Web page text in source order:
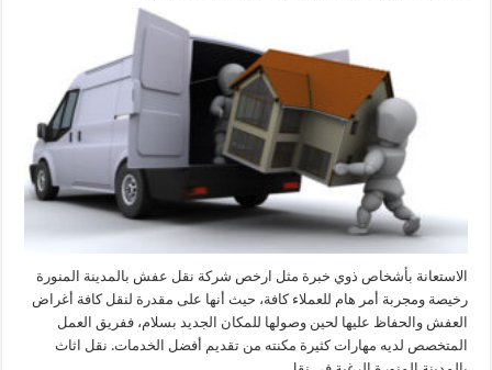
الاستعانة بأشخاص ذوي خبرة مثل ارخص شركة نقل عفش بالمدينة المنورة
رخيصة ومجربة أمر هام للعملاء كافة، حيث أنها على مقدرة لنقل كافة أغراض
العفش والحفاظ عليها لحين وصولها للمكان الجديد بسلام، ففريق العمل
المتخصص لديه مهارات كثيرة مكنته من تقديم أفضل الخدمات. نقل اثاث